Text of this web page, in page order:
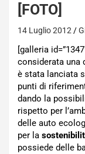
[FOTO]
14 Luglio 2012
[galleria
considerata una
è stata lanciata
punti di
dando la
rispetto per
delle auto
per la
possiede delle